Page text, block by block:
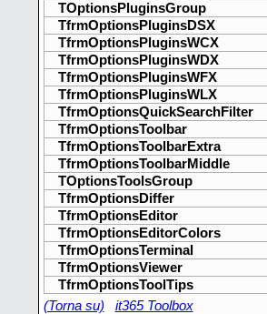
TOptionsPluginsGroup
TfrmOptionsPluginsDSX
TfrmOptionsPluginsWCX
TfrmOptionsPluginsWDX
TfrmOptionsPluginsWFX
TfrmOptionsPluginsWLX
TfrmOptionsQuickSearchFilter
TfrmOptionsToolbar
TfrmOptionsToolbarExtra
TfrmOptionsToolbarMiddle
TOptionsToolsGroup
TfrmOptionsDiffer
TfrmOptionsEditor
TfrmOptionsEditorColors
TfrmOptionsTerminal
TfrmOptionsViewer
TfrmOptionsToolTips
(Torna su)
it365 Toolbox